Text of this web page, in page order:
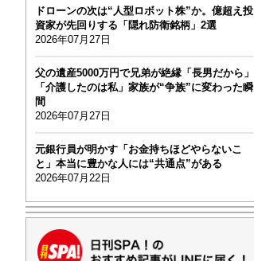
ドローンの次は“人型ロボット株”か。億超え投
資家が先回りする「隠れ防衛銘柄」2選
2026年07月27日
父の遺産5000万円で兄弟が絶縁「長男だから」
「介護したのは私」家族が“争族”に変わった瞬
間
2026年07月27日
元銀行員が明かす「お金持ちほどやらないこ
と」本当に豊かな人には“共通点”がある
2026年07月22日